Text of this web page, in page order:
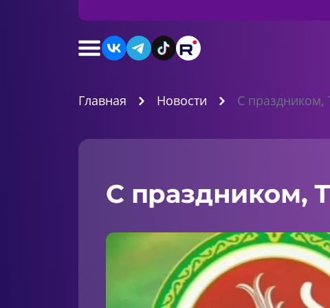
Главная Новости С праздником,
С праздником,